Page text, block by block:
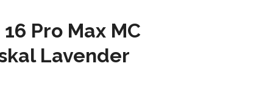
Pro Max MC
Lavender